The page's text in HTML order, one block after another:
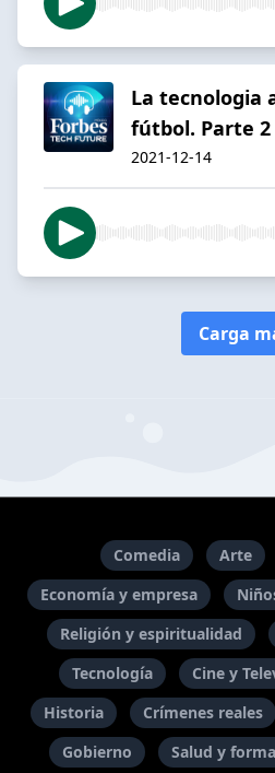
La tecnologia
fútbol. Parte 2
2021-12-14
Carga
Comedia Arte
Economía y empresa
Religión y espiritualidad
Tecnología
Cine y
Historia
Crímenes reales
Gobierno
Salud y